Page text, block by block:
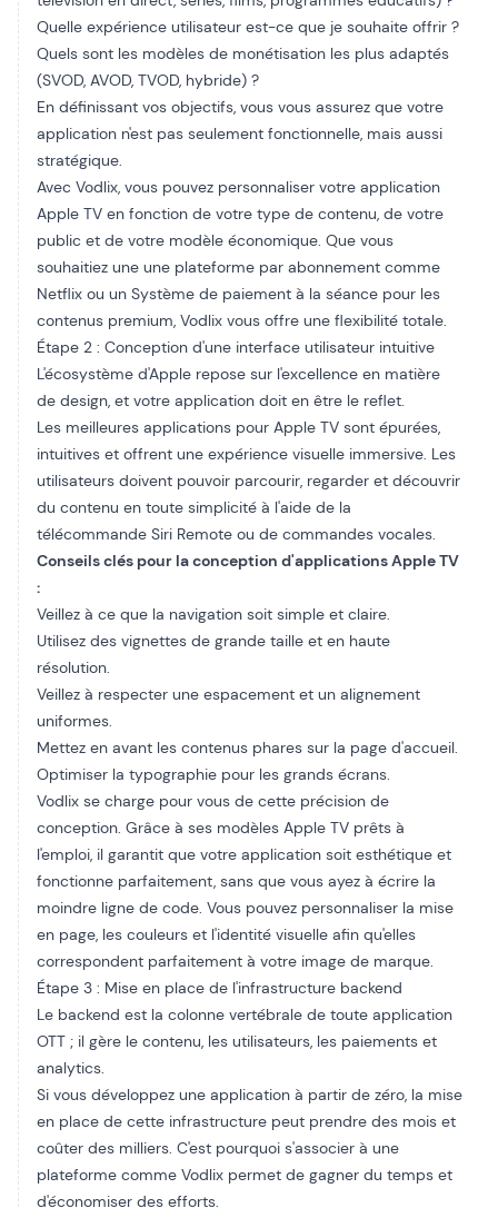
Quelle expérience utilisateur est-ce que je souhaite offrir ?
Quels sont les modèles de monétisation les plus adaptés
(SVOD, AVOD, TVOD, hybride) ?
En définissant vos objectifs, vous vous assurez que votre
application n'est pas seulement fonctionnelle, mais aussi
stratégique.
Avec Vodlix, vous pouvez personnaliser votre application
Apple TV en fonction de votre type de contenu, de votre
public et de votre modèle économique. Que vous
souhaitiez une une plateforme par abonnement comme
Netflix ou un Système de paiement à la séance pour les
contenus premium, Vodlix vous offre une flexibilité totale.
Étape 2 : Conception d'une interface utilisateur intuitive
L'écosystème d'Apple repose sur l'excellence en matière
de design, et votre application doit en être le reflet.
Les meilleures applications pour Apple TV sont épurées,
intuitives et offrent une expérience visuelle immersive. Les
utilisateurs doivent pouvoir parcourir, regarder et découvrir
du contenu en toute simplicité à l'aide de la
télécommande Siri Remote ou de commandes vocales.
Conseils clés pour la conception d'applications Apple TV
:
Veillez à ce que la navigation soit simple et claire.
Utilisez des vignettes de grande taille et en haute
résolution.
Veillez à respecter une espacement et un alignement
uniformes.
Mettez en avant les contenus phares sur la page d'accueil.
Optimiser la typographie pour les grands écrans.
Vodlix se charge pour vous de cette précision de
conception. Grâce à ses modèles Apple TV prêts à
l'emploi, il garantit que votre application soit esthétique et
fonctionne parfaitement, sans que vous ayez à écrire la
moindre ligne de code. Vous pouvez personnaliser la mise
en page, les couleurs et l'identité visuelle afin qu'elles
correspondent parfaitement à votre image de marque.
Étape 3 : Mise en place de l'infrastructure backend
Le backend est la colonne vertébrale de toute application
OTT ; il gère le contenu, les utilisateurs, les paiements et
analytics.
Si vous développez une application à partir de zéro, la mise
en place de cette infrastructure peut prendre des mois et
coûter des milliers. C'est pourquoi s'associer à une
plateforme comme Vodlix permet de gagner du temps et
d'économiser des efforts.